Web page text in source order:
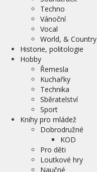
Techno
Vánoční
Vocal
World, & Country
Historie, politologie
Hobby
Řemesla
Kuchařky
Technika
Sběratelství
Sport
Knihy pro mládež
Dobrodružné
KOD
Pro děti
Loutkové hry
Naučné